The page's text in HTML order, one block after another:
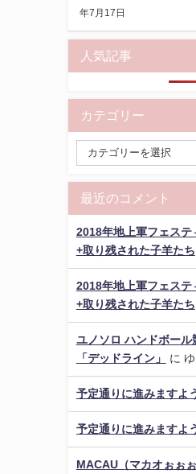
年7月17日
人気記事
カテゴリー
最近のコメント
2018年地上軍フェステ
+取り残された子羊たち
2018年地上軍フェステ
+取り残された子羊たち
ユノソロ ハンドボー
「デッドライン」
に
予定通りに進みますよ
予定通りに進みますよ
MACAU（マカオぉぉ